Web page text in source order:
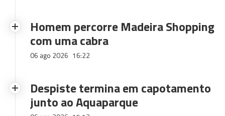
Homem percorre Madeira Shopping
com uma cabra
06 ago 2026 16:22
Despiste termina em capotamento
junto ao Aquaparque